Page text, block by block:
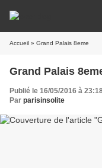
Accueil » Grand Palais 8eme
Grand Palais
Publié le 16/05/2016 à
Par parisinsolite